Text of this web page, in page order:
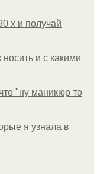
х и получай
и с какими
"ну маникюр то
я узнала в